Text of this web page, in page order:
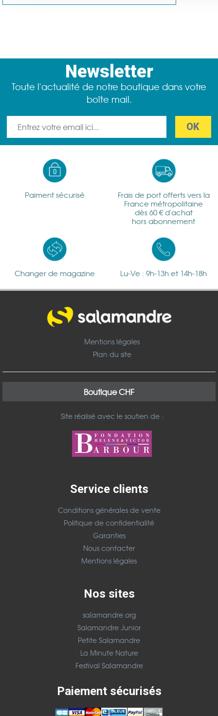
Newsletter
Toute l'actualité de notre boutique dans votre
boîte mail.
Paiment sécurisé
Frais de port offerts vers la
France métropolitaine
dès 60 € d'achat
hors abonnement
Changer de magazine Lu-Ve : 9h-13h et 14h-18h
Mentions légales
Plan du site
Boutique CHF
Site réalisé avec le soutien de :
Service clients
Conditions générales de vente
Politique de confidentialité
Garanties
Nous contacter
Mentions légales
Nos sites
salamandre.org
Salamandre Junior
Petite Salamandre
La Minute Nature
Festival Salamandre
Paiement sécurisés